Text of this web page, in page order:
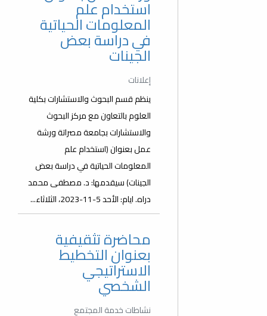
ينظم قسم البحوث والاستشارات بكلية
المعلومات الحياتية في دراسة بعض
الجينات) سيقدمها: د. مصطفى محمد